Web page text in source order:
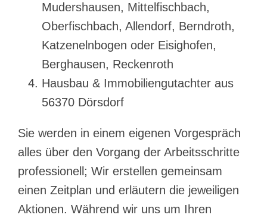
Mudershausen, Mittelfischbach,
Oberfischbach, Allendorf, Berndroth,
Katzenelnbogen oder Eisighofen,
Berghausen, Reckenroth
Hausbau & Immobiliengutachter aus
56370 Dörsdorf
Sie werden in einem eigenen Vorgespräch
alles über den Vorgang der Arbeitsschritte
professionell; Wir erstellen gemeinsam
einen Zeitplan und erläutern die jeweiligen
Aktionen. Während wir uns um Ihren